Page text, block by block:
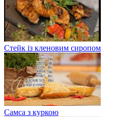
Стейк із кленовим сиропом
Самса з куркою